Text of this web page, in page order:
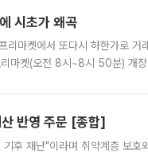
시초가 왜곡
마켓에서 또다시 하한가로 거
마켓(오전 8시~8시 50분) 개
반영 주문 [종합]
후 재난"이라며 취약계층 보호